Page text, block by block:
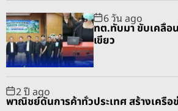
u
l
a
r
e
n
m
e
6 วัน ago
ทต.ทับมา ขับเคลื่อ
เขียว
2 ปี ago
พาณิชย์ดันการค้าทั่วประเทศ สร้างเครือ